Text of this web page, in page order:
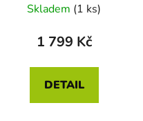
Skladem (1 ks)
1 799 Kč
DETAIL